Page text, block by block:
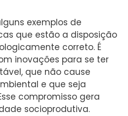
exemplos de
que estão a disposição
correto. É
inovações para se ter
que não cause
e que seja
compromisso gera
socioprodutiva.